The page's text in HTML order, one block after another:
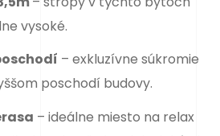
vysoké.
– exkluzívne súkromie
poschodí budovy.
– ideálne miesto na relax